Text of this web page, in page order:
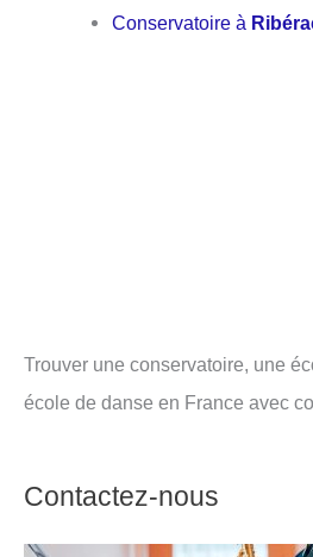
Conservatoire à
Trouver une conservatoire, une
école de danse en France avec
Contactez-nous